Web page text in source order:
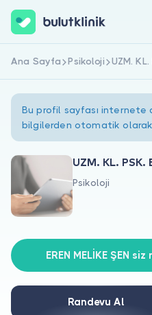
Hakkımızda
Doktorlar için
Doktor
Hemen Kaydol
Ana Sayfa Psikoloji UZM.
Bu profil sayfası internete
bilgilerden otomatik
UZM. KL. PSK.
Psikoloji
EREN MELİKE ŞEN
Randevu Al